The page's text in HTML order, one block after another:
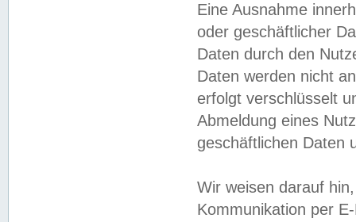
Eine Ausnahme
oder geschäftlicher
Daten durch den
Daten werden nicht
erfolgt verschlüsselt
Abmeldung eines
geschäftlichen Daten
Wir weisen darauf
Kommunikation per